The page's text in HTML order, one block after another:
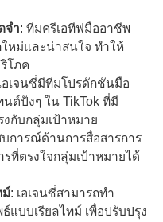
จำ: ทีมครีเอทีฟมืออาชีพ
หม่และน่าสนใจ ทำให้
โภค
อเจนซี่มีทีมโปรดักชันมือ
ต์ปังๆ ใน TikTok ที่มี
กับกลุ่มเป้าหมาย
การณ์ด้านการสื่อสารการ
รที่ตรงใจกลุ่มเป้าหมายได้
ม์: เอเจนซี่สามารถทำ
แบบเรียลไทม์ เพื่อปรับปรุง